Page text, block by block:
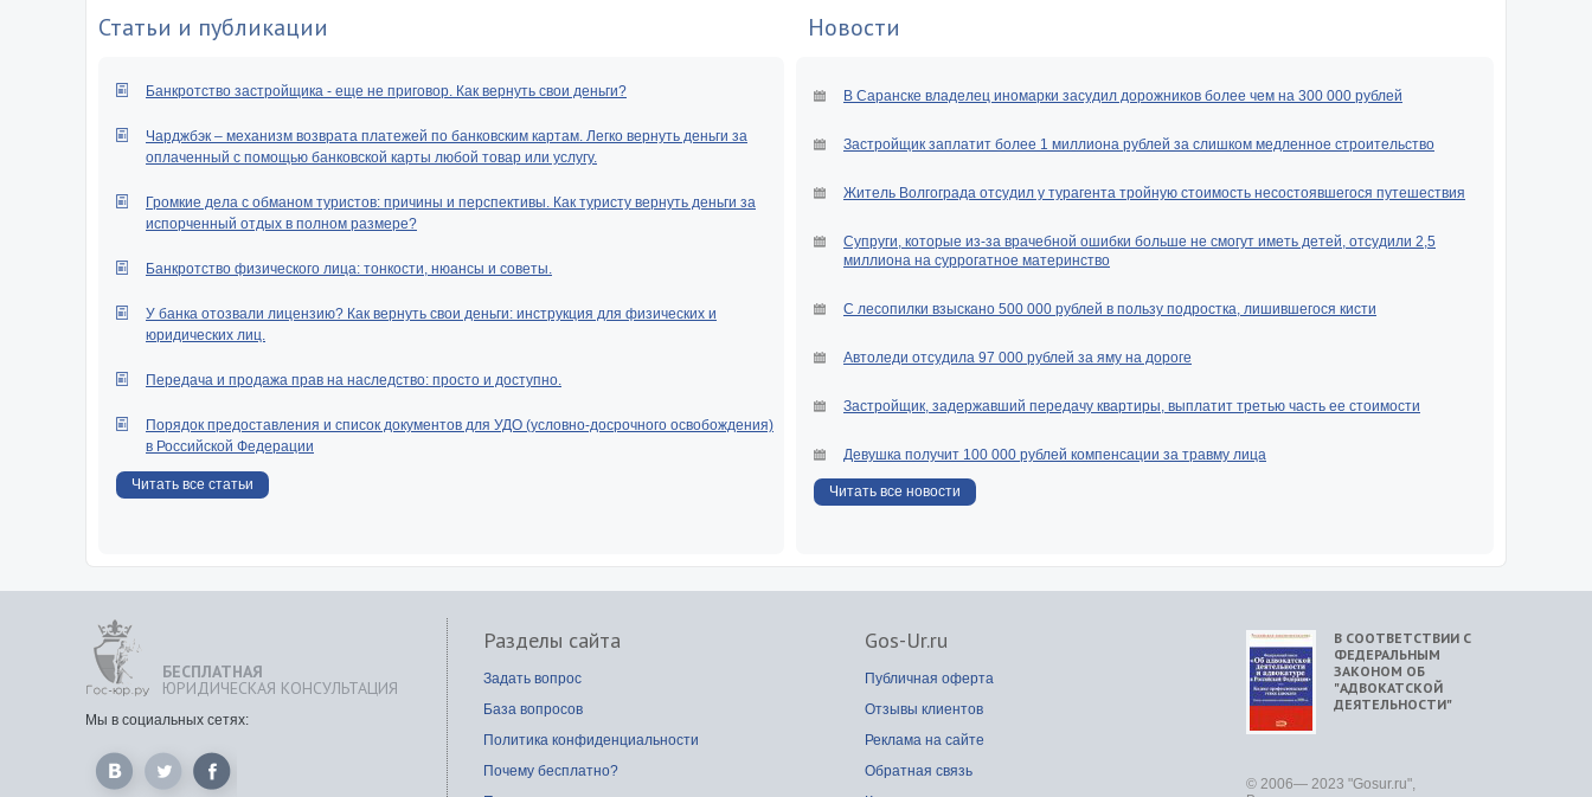
Статьи и публикации
Банкротство застройщика - еще не приговор. Как вернуть свои деньги?
Чарджбэк – механизм возврата платежей по банковским картам. Легко вернуть деньги за
оплаченный с помощью банковской карты любой товар или услугу.
Громкие дела с обманом туристов: причины и перспективы. Как туристу вернуть деньги за
испорченный отдых в полном размере?
Банкротство физического лица: тонкости, нюансы и советы.
У банка отозвали лицензию? Как вернуть свои деньги: инструкция для физических и
юридических лиц.
Передача и продажа прав на наследство: просто и доступно.
Порядок предоставления и список документов для УДО (условно-досрочного освобождения)
в Российской Федерации
Читать все статьи
Новости
В Саранске владелец иномарки засудил дорожников более чем на 300 000 рублей
Застройщик заплатит более 1 миллиона рублей за слишком медленное строительство
Житель Волгограда отсудил у турагента тройную стоимость несостоявшегося путешествия
Супруги, которые из-за врачебной ошибки больше не смогут иметь детей, отсудили 2,5
миллиона на суррогатное материнство
С лесопилки взыскано 500 000 рублей в пользу подростка, лишившегося кисти
Автоледи отсудила 97 000 рублей за яму на дороге
Застройщик, задержавший передачу квартиры, выплатит третью часть ее стоимости
Девушка получит 100 000 рублей компенсации за травму лица
Читать все новости
БЕСПЛАТНАЯ
ЮРИДИЧЕСКАЯ КОНСУЛЬТАЦИЯ
Мы в социальных сетях:
Разделы сайта
Задать вопрос
База вопросов
Политика конфиденциальности
Почему бесплатно?
Gos-Ur.ru
Публичная оферта
Отзывы клиентов
Реклама на сайте
Обратная связь
В СООТВЕТСТВИИ С
ФЕДЕРАЛЬНЫМ
ЗАКОНОМ ОБ
"АДВОКАТСКОЙ
ДЕЯТЕЛЬНОСТИ"
© 2006— 2023 "Gosur.ru",